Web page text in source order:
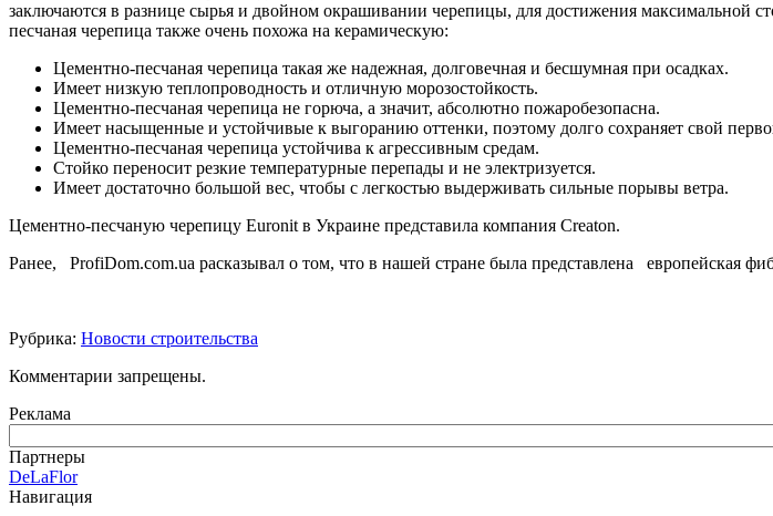
заключаются в разнице сырья и двойном окрашивании черепицы, для достижения максимальной
песчаная черепица также очень похожа на керамическую:
Цементно-песчаная черепица такая же надежная, долговечная и бесшумная при осадках.
Имеет низкую теплопроводность и отличную морозостойкость.
Цементно-песчаная черепица не горюча, а значит, абсолютно пожаробезопасна.
Имеет насыщенные и устойчивые к выгоранию оттенки, поэтому долго сохраняет свой
Цементно-песчаная черепица устойчива к агрессивным средам.
Стойко переносит резкие температурные перепады и не электризуется.
Имеет достаточно большой вес, чтобы с легкостью выдерживать сильные порывы ветра.
Цементно-песчаную черепицу Euronit в Украине представила компания Сreaton.
Ранее, ProfiDom.com.ua расказывал о том, что в нашей стране была представлена европейская
Рубрика: Новости строительства
Комментарии запрещены.
Реклама
Партнеры
DeLaFlor
Навигация